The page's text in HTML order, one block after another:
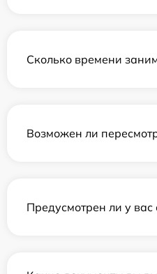
Сколько времени
Возможен ли
Предусмотрен ли у